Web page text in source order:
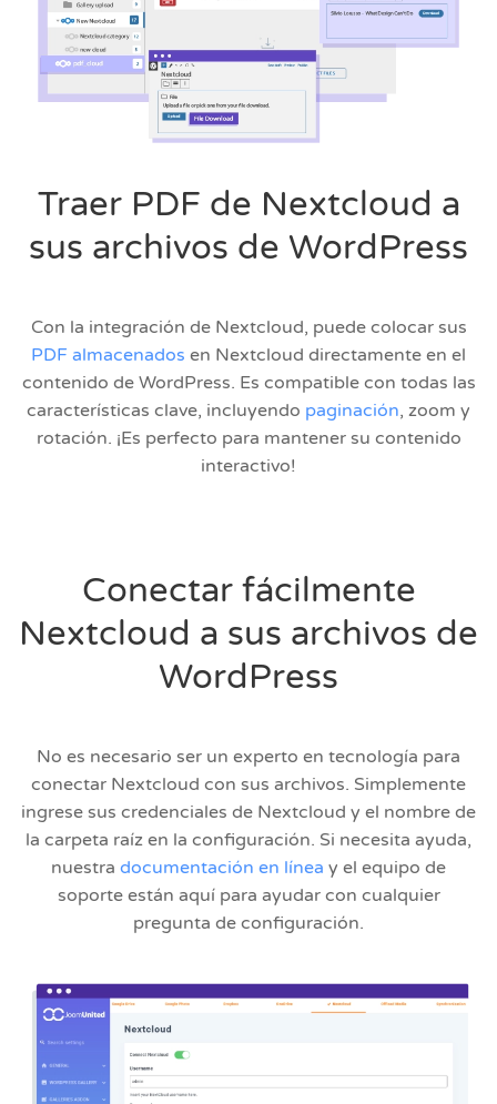
Traer PDF de Nextcloud a
sus archivos de WordPress
Con la integración de Nextcloud, puede colocar sus
PDF almacenados en Nextcloud directamente en el
contenido de WordPress. Es compatible con todas las
características clave, incluyendo paginación, zoom y
rotación. ¡Es perfecto para mantener su contenido
interactivo!
Conectar fácilmente
Nextcloud a sus archivos de
WordPress
No es necesario ser un experto en tecnología para
conectar Nextcloud con sus archivos. Simplemente
ingrese sus credenciales de Nextcloud y el nombre de
la carpeta raíz en la configuración. Si necesita ayuda,
nuestra documentación en línea y el equipo de
soporte están aquí para ayudar con cualquier
pregunta de configuración.